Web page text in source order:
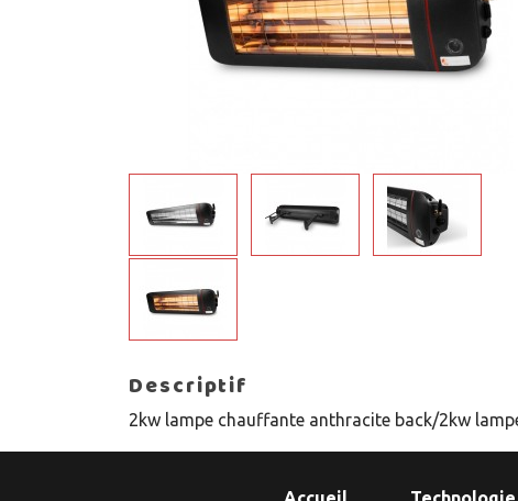
Descriptif
2kw lampe chauffante anthracite back/2kw